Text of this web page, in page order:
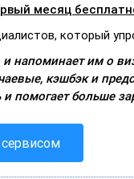
месяц
который
напоминает им о
кэшбэк и
помогает больше